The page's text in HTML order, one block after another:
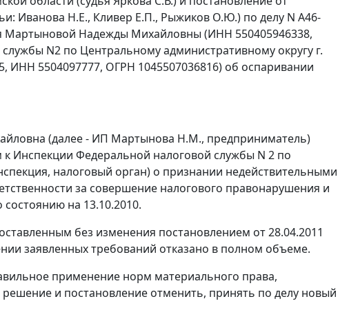
Иванова Н.Е., Кливер Е.П., Рыжиков О.Ю.) по делу N А46-
Мартыновой Надежды Михайловны (ИНН 550405946338,
N2 по Центральному административному округу г.
ИНН 5504097777, ОГРН 1045507036816) об оспаривании
(далее - ИП Мартынова Н.М., предприниматель)
Инспекции Федеральной налоговой службы N 2 по
налоговый орган) о признании недействительными
за совершение налогового правонарушения и
на 13.10.2010.
без изменения постановлением от 28.04.2011
заявленных требований отказано в полном объеме.
применение норм материального права,
и постановление отменить, принять по делу новый